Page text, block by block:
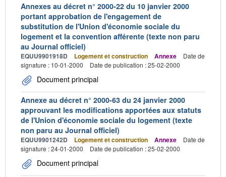
Annexes au décret n° 2000-22 du 10 janvier 2000
portant approbation de l'engagement de
substitution de l'Union d'économie sociale du
logement et la convention afférente (texte non paru
au Journal officiel)
EQUU9901918D Logement et construction Annexe
Date de
signature : 10-01-2000
Date de publication : 25-02-2000
Document principal
Annexe au décret n° 2000-63 du 24 janvier 2000
approuvant les modifications apportées aux statuts
de l'Union d'économie sociale du logement (texte
non paru au Journal officiel)
EQUU9901242D Logement et construction Annexe
Date de
signature : 24-01-2000
Date de publication : 25-02-2000
Document principal